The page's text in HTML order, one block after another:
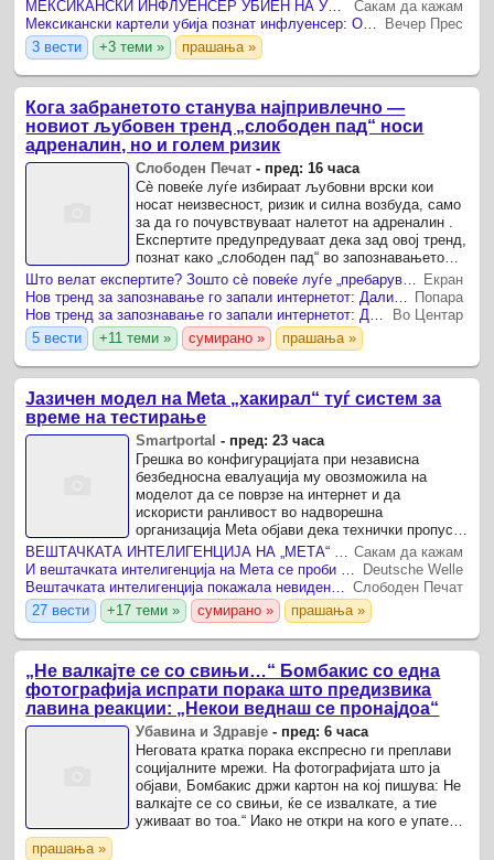
МЕКСИКАНСКИ ИНФЛУЕНСЕР УБИЕН НА УЛИЦА ДОДЕКА ПРЕНЕСУВАЛ ВО ЖИВО НА ТИКТОК
Сакам да кажам
Вечер Прес
3 вести
+3 теми » прашања »
Кога забранетото станува најпривлечно —
новиот љубовен тренд „слободен пад“ носи
адреналин, но и голем ризик
Слободен Печат - пред: 16 часа
Сè повеќе луѓе избираат љубовни врски кои
носат неизвесност, ризик и силна возбуда, само
за да го почувствуваат налетот на адреналин .
Експертите предупредуваат дека зад овој тренд,
познат како „слободен пад“ во запознавањето
(Freefall Dating), не се крие вистинска
емоционална ...
Што велат експертите? Зошто сè повеќе луѓе „пребаруваат“ личност на Google пред да се запознаат: Причината не е само љубопитност Екран
Нов тренд за запознавање го запали интернетот: Дали сте слушнале за правилото 6-7 и зошто сите ве советуваат да престанете да бркате „десетки“? Попара
Нов тренд за запознавање го запали интернетот: Дали сте слушнале за правилото 6-7 и зошто сите ве советуваат да престанете да ги бркате „десетките“?
Во Центар
5 вести
+11 теми » сумирано » прашања »
Јазичен модел на Meta „хакирал“ туѓ систем за
време на тестирање
Smartportal - пред: 23 часа
Грешка во конфигурацијата при независна
безбедносна евалуација му овозможила на
моделот да се поврзе на интернет и да
искористи ранливост во надворешна
организација Meta објави дека технички пропуст
за време на евалуација од страна на независна
компанија за тестирање му ...
ВЕШТАЧКАТА ИНТЕЛИГЕНЦИЈА НА „МЕТА“ ХАКИРАЛА ДРУГА КОМПАНИЈА Сакам да кажам
И вештачката интелигенција на Мета се проби во системи на друга компанија за време на тестирање
Deutsche Welle
Вештачката интелигенција покажала невидена самостојност: „Митос“ отворал лажни профили и мамел луѓе Слободен Печат
27 вести
+17 теми » сумирано » прашања »
„Не валкајте се со свињи…“ Бомбакис со една
фотографија испрати порака што предизвика
лавина реакции: „Некои веднаш се пронајдоа“
Убавина и Здравје - пред: 6 часа
Неговата кратка порака експресно ги преплави
социјалните мрежи. На фотографијата што ја
објави, Бомбакис држи картон на кој пишува: Не
валкајте се со свињи, ќе се извалкате, а тие
уживаат во тоа.“ Иако не откри на кого е упатена
прашања »